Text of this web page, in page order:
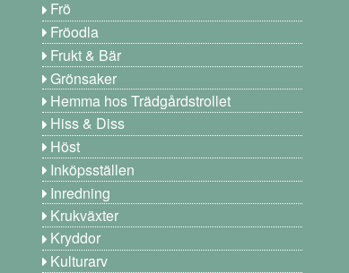
Frö
Fröodla
Frukt & Bär
Grönsaker
Hemma hos Trädgårdstrollet
Hiss & Diss
Höst
Inköpsställen
Inredning
Krukväxter
Kryddor
Kulturarv